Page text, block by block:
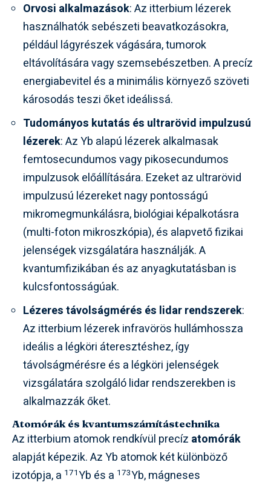
Orvosi alkalmazások: Az itterbium lézerek
használhatók sebészeti beavatkozásokra,
például lágyrészek vágására, tumorok
eltávolítására vagy szemsebészetben. A precíz
energiabevitel és a minimális környező szöveti
károsodás teszi őket ideálissá.
Tudományos kutatás és ultrarövid impulzusú
lézerek: Az Yb alapú lézerek alkalmasak
femtosecundumos vagy pikosecundumos
impulzusok előállítására. Ezeket az ultrarövid
impulzusú lézereket nagy pontosságú
mikromegmunkálásra, biológiai képalkotásra
(multi-foton mikroszkópia), és alapvető fizikai
jelenségek vizsgálatára használják. A
kvantumfizikában és az anyagkutatásban is
kulcsfontosságúak.
Lézeres távolságmérés és lidar rendszerek:
Az itterbium lézerek infravörös hullámhossza
ideális a légköri áteresztéshez, így
távolságmérésre és a légköri jelenségek
vizsgálatára szolgáló lidar rendszerekben is
alkalmazzák őket.
Atomórák és kvantumszámítástechnika
Az itterbium atomok rendkívül precíz atomórák
alapját képezik. Az Yb atomok két különböző
izotópja, a 171Yb és a 173Yb, mágneses